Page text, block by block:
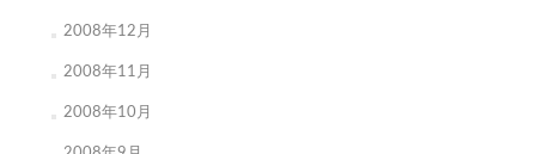
2008年12月
2008年11月
2008年10月